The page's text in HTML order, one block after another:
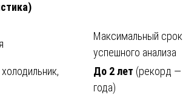
Максимальный
успешного анализа
До 2 лет (рекорд —
года)